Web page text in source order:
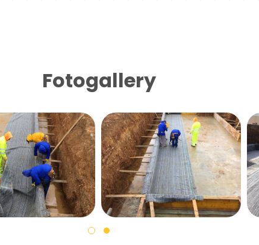
Fotogallery